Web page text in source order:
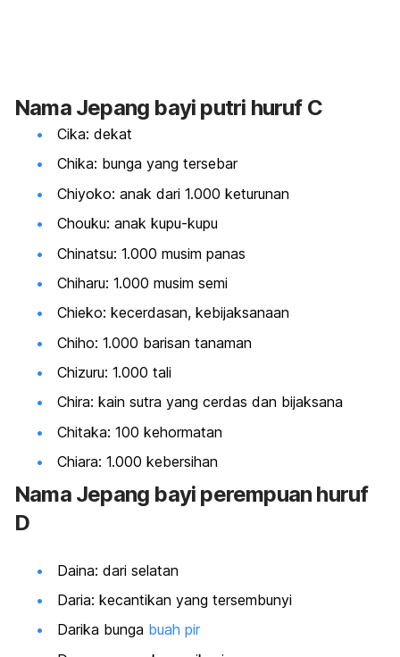
Nama Jepang bayi putri huruf C
Cika: dekat
Chika: bunga yang tersebar
Chiyoko: anak dari 1.000 keturunan
Chouku: anak kupu-kupu
Chinatsu: 1.000 musim panas
Chiharu: 1.000 musim semi
Chieko: kecerdasan, kebijaksanaan
Chiho: 1.000 barisan tanaman
Chizuru: 1.000 tali
Chira: kain sutra yang cerdas dan bijaksana
Chitaka: 100 kehormatan
Chiara: 1.000 kebersihan
Nama Jepang bayi perempuan huruf
D
Daina: dari selatan
Daria: kecantikan yang tersembunyi
Darika bunga buah pir